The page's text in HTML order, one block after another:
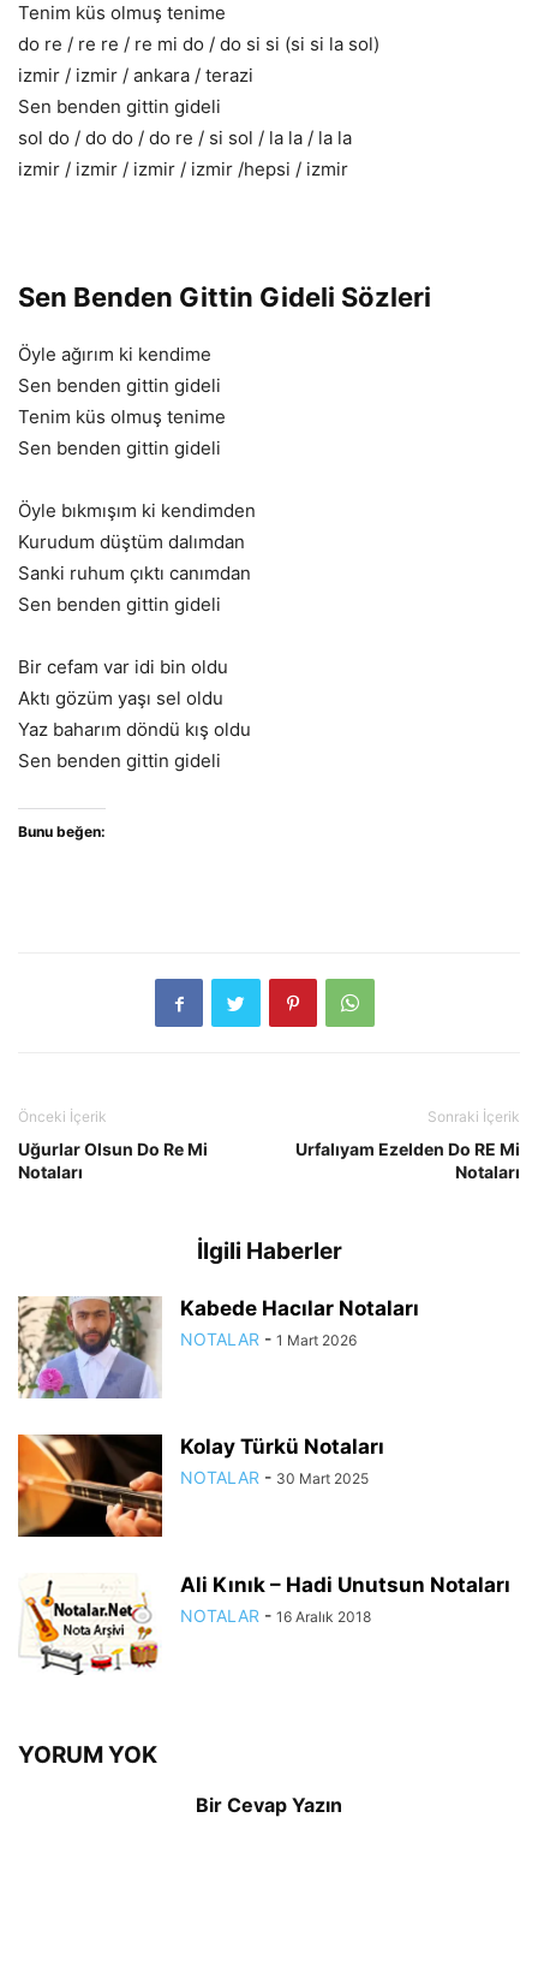
Tenim küs olmuş tenime
do re / re re / re mi do / do si si (si si la sol)
izmir / izmir / ankara / terazi
Sen benden gittin gideli
sol do / do do / do re / si sol / la la / la la
izmir / izmir / izmir / izmir /hepsi / izmir
Sen Benden Gittin Gideli Sözleri
Öyle ağırım ki kendime
Sen benden gittin gideli
Tenim küs olmuş tenime
Sen benden gittin gideli
Öyle bıkmışım ki kendimden
Kurudum düştüm dalımdan
Sanki ruhum çıktı canımdan
Sen benden gittin gideli
Bir cefam var idi bin oldu
Aktı gözüm yaşı sel oldu
Yaz baharım döndü kış oldu
Sen benden gittin gideli
Bunu beğen:
Önceki İçerik
Uğurlar Olsun Do Re Mi
Notaları
Sonraki İçerik
Urfalıyam Ezelden Do RE Mi
Notaları
İlgili Haberler
Kabede Hacılar Notaları
NOTALAR - 1 Mart 2026
Kolay Türkü Notaları
NOTALAR - 30 Mart 2025
Ali Kınık – Hadi Unutsun Notaları
NOTALAR - 16 Aralık 2018
YORUM YOK
Bir Cevap Yazın